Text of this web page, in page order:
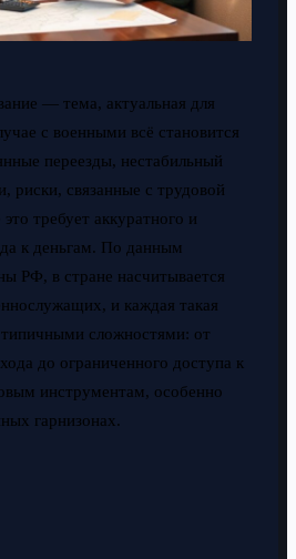
— тема, актуальная для
с военными всё становится
переезды, нестабильный
риски, связанные с трудовой
требует аккуратного и
к деньгам. По данным
РФ, в стране насчитывается
и каждая такая
типичными сложностями: от
до ограниченного доступа к
инструментам, особенно
гарнизонах.